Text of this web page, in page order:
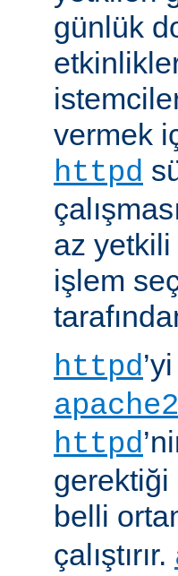
günlük
vermek
httpd
az yetkili
işlem
httpd
httpd
belli
çalıştırır.